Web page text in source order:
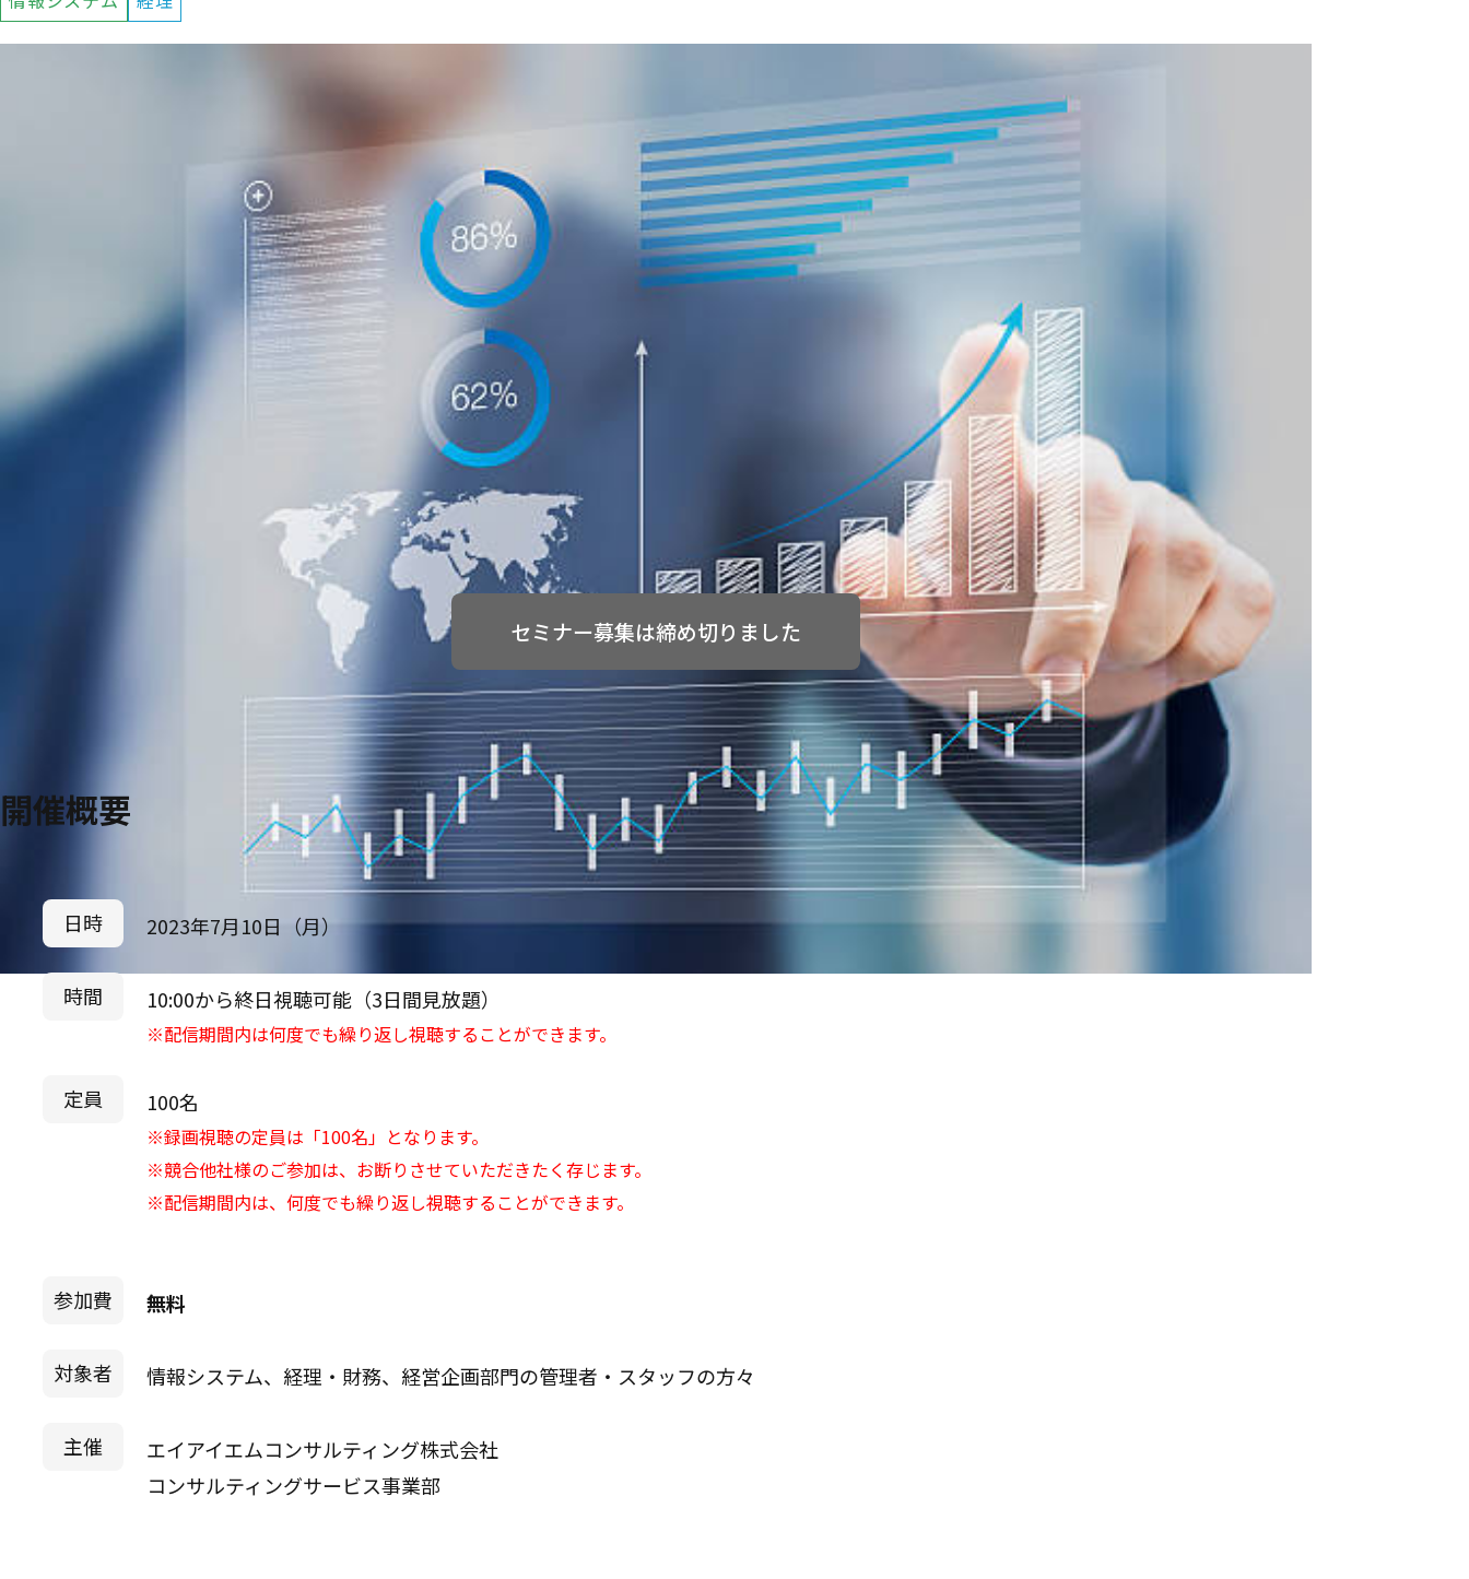
セミナー募集は締め切りました
開催概要
日時 2023年7月10日（月）
時間 10:00から終日視聴可能（3日間見放題）
※配信期間内は何度でも繰り返し視聴することができます。
定員 100名
※録画視聴の定員は「100名」となります。
※競合他社様のご参加は、お断りさせていただきたく存じます。
※配信期間内は、何度でも繰り返し視聴することができます。
参加費 無料
対象者 情報システム、経理・財務、経営企画部門の管理者・スタッフの方々
主催
エイアイエムコンサルティング株式会社
コンサルティングサービス事業部